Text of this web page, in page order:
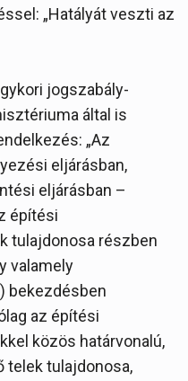
„Hatályát veszti az
jogszabály-
által is
„Az
eljárásban,
eljárásban –
építési
tulajdonosa részben
valamely
bekezdésben
az építési
közös határvonalú,
telek tulajdonosa,